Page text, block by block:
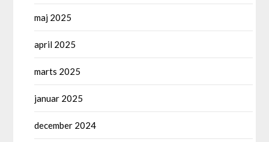
maj 2025
april 2025
marts 2025
januar 2025
december 2024